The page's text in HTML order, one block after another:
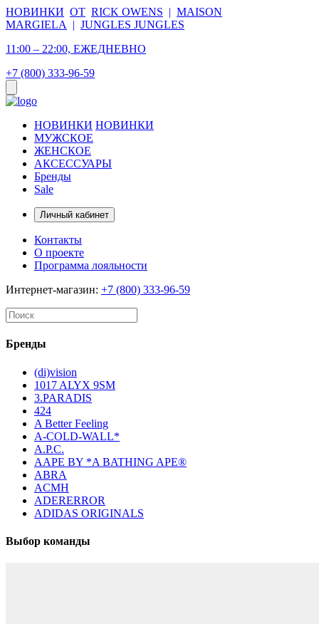
НОВИНКИ ОТ RICK OWENS | MAISON
MARGIELA
| JUNGLES JUNGLES
11:00 – 22:00, ЕЖЕДНЕВНО
+7 (800) 333-96-59
НОВИНКИ НОВИНКИ
МУЖСКОЕ
ЖЕНСКОЕ
АКСЕССУАРЫ
Бренды
Sale
Личный кабинет
Контакты
О проекте
Программа лояльности
Интернет-магазин: +7 (800) 333-96-59
Бренды
(di)vision
1017 ALYX 9SM
3.PARADIS
424
A Better Feeling
A-COLD-WALL*
A.P.C.
AAPE BY *A BATHING APE®
ABRA
ACMH
ADERERROR
ADIDAS ORIGINALS
Выбор команды